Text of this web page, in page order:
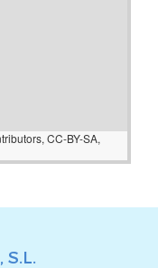
CC-BY-SA,